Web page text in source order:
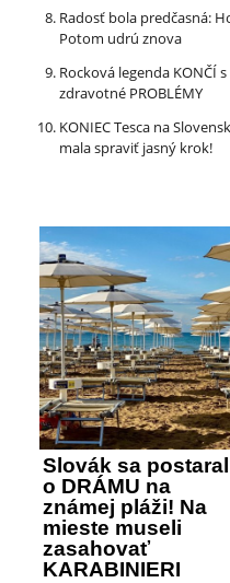
Radosť bola predčasná:
Potom udrú znova
Rocková legenda KONČÍ
zdravotné PROBLÉMY
KONIEC Tesca na
mala spraviť jasný krok!
Slovák sa postaral
o DRÁMU na
známej pláži! Na
mieste museli
zasahovať
KARABINIERI